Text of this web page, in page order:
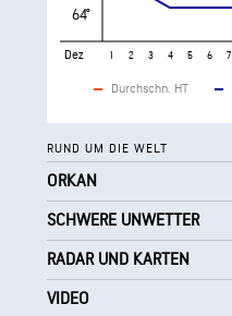
64°
Dez 1 2 3 4 5 6 7
Durchschn. HT
RUND UM DIE WELT
ORKAN
SCHWERE UNWETTER
RADAR UND KARTEN
VIDEO